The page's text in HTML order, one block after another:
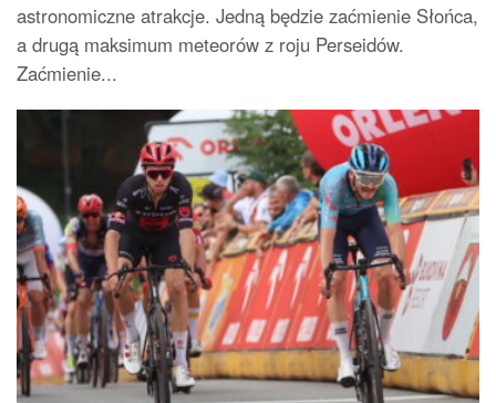
astronomiczne atrakcje. Jedną będzie zaćmienie Słońca,
a drugą maksimum meteorów z roju Perseidów.
Zaćmienie...